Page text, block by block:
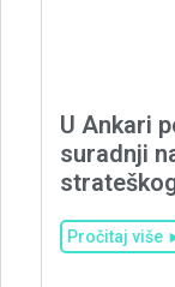
U Ankari
suradnji
Pročitaj više